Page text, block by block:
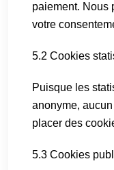
paiement. Nous
votre
5.2 Cookies
Puisque les
anonyme,
placer des
5.3 Cookies